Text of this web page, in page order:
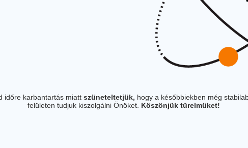
időre karbantartás miatt szüneteltetjük, hogy a későbbiekben még
felületen tudjuk kiszolgálni Önöket. Köszönjük türelmüket!